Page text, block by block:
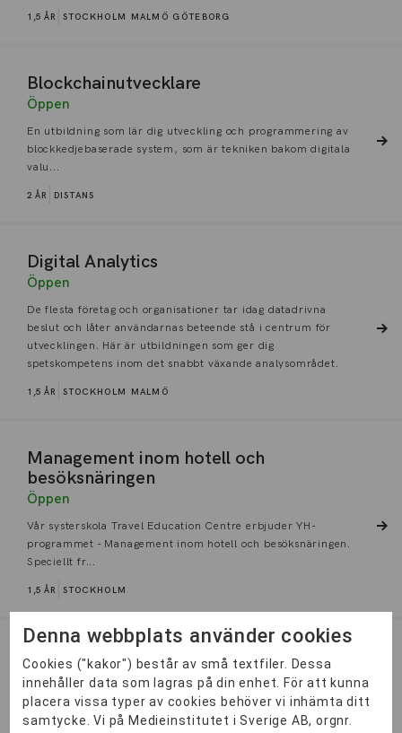
1,5 ÅR STOCKHOLM MALMÖ GÖTEBORG
Blockchainutvecklare
Öppen
En utbildning som lär dig utveckling och programmering av
blockkedjebaserade system, som är tekniken bakom digitala
valu...
2 ÅR DISTANS
Digital Analytics
Öppen
De flesta företag och organisationer tar idag datadrivna
beslut och låter användarnas beteende stå i centrum för
utvecklingen. Här är utbildningen som ger dig
spetskompetens inom det snabbt växande analysområdet.
1,5 ÅR STOCKHOLM MALMÖ
Management inom hotell och
besöksnäringen
Öppen
Vår systerskola Travel Education Centre erbjuder YH-
programmet - Management inom hotell och besöksnäringen.
Speciellt fr...
1,5 ÅR STOCKHOLM
Digital kommunikatör
En bred YH-utbildning som lär dig hur du effektivt
kommunicerar mot olika målgrupper. Efter utbildningen kan
du bland an...
Denna webbplats använder cookies
Cookies ("kakor") består av små textfiler. Dessa
innehåller data som lagras på din enhet. För att kunna
placera vissa typer av cookies behöver vi inhämta ditt
samtycke. Vi på Medieinstitutet i Sverige AB, orgnr.